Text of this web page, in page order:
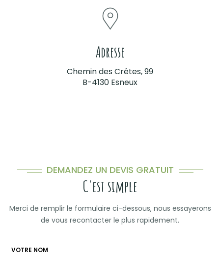
Adresse
Chemin des Crêtes, 99
B-4130 Esneux
DEMANDEZ UN DEVIS GRATUIT
C'est simple
Merci de remplir le formulaire ci-dessous, nous essayerons
de vous recontacter le plus rapidement.